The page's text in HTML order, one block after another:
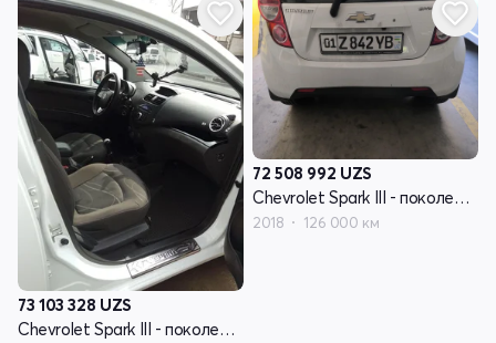
73 103 328 UZS
Chevrolet Spark III - поколение
72 508 992 UZS
Chevrolet Spark III - поколение
2018 126 000 км